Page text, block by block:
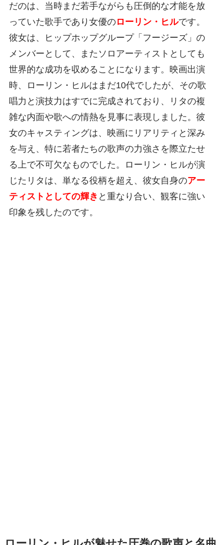
だのは、当時まだ若手ながらも圧倒的な才能を放
っていた歌手であり女優のローリン・ヒルです。
彼女は、ヒップホップグループ「フージーズ」の
メンバーとして、またソロアーティストとしても
世界的な成功を収めることになります。映画出演
時、ローリン・ヒルはまだ10代でしたが、その歌
唱力と演技力はすでに完成されており、リタの複
雑な内面や歌への情熱を見事に表現しました。彼
女のキャスティングは、映画にリアリティと深み
を与え、特に若者たちの歌声の力強さを際立たせ
る上で不可欠なものでした。ローリン・ヒルが演
じたリタは、単なる役柄を超え、彼女自身のアー
ティストとしての輝き と重なり合い、観客に強い
印象を残したのです。